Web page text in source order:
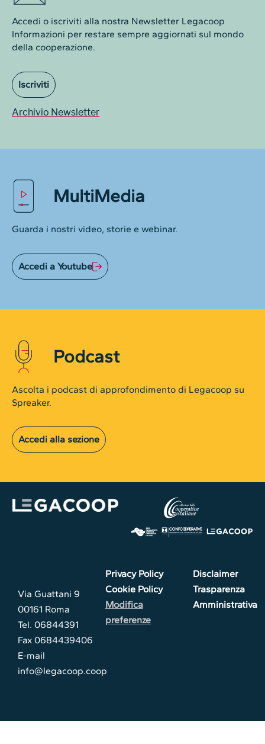
Accedi o iscriviti alla nostra Newsletter Legacoop
Informazioni per restare sempre aggiornati sul mondo
della cooperazione.
Iscriviti
Archivio Newsletter
MultiMedia
Guarda i nostri video, storie e webinar.
Accedi a Youtube
Podcast
Ascolta i podcast di approfondimento di Legacoop su
Spreaker.
Accedi alla sezione
Via Guattani 9
00161 Roma
Tel. 06844391
Fax 0684439406
E-mail
info@legacoop.coop
Privacy Policy
Cookie Policy
Modifica
preferenze
Disclaimer
Trasparenza
Amministrativa